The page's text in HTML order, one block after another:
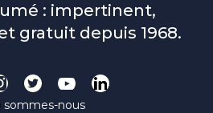
: impertinent,
gratuit depuis 1968.
sommes-nous